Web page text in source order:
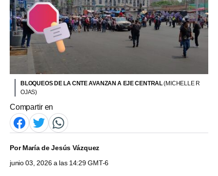
BLOQUEOS DE LA CNTE AVANZAN A EJE CENTRAL(MICHELLE R
OJAS)
Compartir en
PorMaría de Jesús Vázquez
junio 03, 2026 a las 14:29 GMT-6